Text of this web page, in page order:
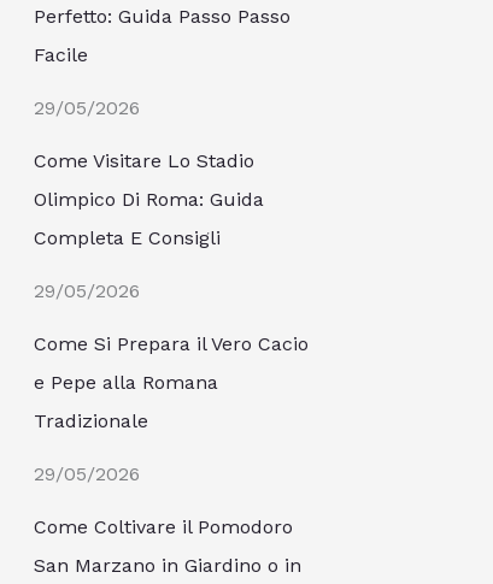
Perfetto: Guida Passo Passo
Facile
29/05/2026
Come Visitare Lo Stadio
Olimpico Di Roma: Guida
Completa E Consigli
29/05/2026
Come Si Prepara il Vero Cacio
e Pepe alla Romana
Tradizionale
29/05/2026
Come Coltivare il Pomodoro
San Marzano in Giardino o in